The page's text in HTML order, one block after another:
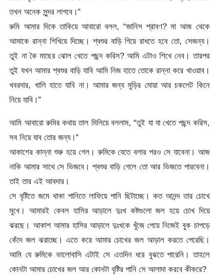
তখন অনেক সুন্দর লাগবে।”
রুমি আমার দিকে তাকিয়ে আবারো বলল, “জানিস শ্রাবণ? মা আজ থেকে
আমাকে রান্না শিখিয়ে দিচ্ছে। শ্বশুর বাড়ি গিয়ে রাধতে হবে তো, সেজন্য।
তুই না কৈ মাছের ঝোল খেতে পছন্দ করিস? আমি এটাও শিখে নেব। তারপর
তুই যখন আমার শ্বশুর বাড়ি যাবি আমি নিজ হাতে তোকে রান্না করে খাওয়াব।
খবরদার, খালি হাতে যাবি না। আমার জন্য মুড়ির মোয়া আর চকলেট কিনে
নিয়ে যাবি।”
আমি আবারো রুমির কথায় তাল মিলিয়ে বললাম, “তুই যা যা খেতে পছন্দ করিস,
সব নিয়ে যাব তোর জন্য।”
আকাশের কান্না শুরু হয়ে গেল। রুমিকে যেতে বলার পরও সে যাবেনা। আজ
নাকি আমার সাথে সে ভিজবে। শ্বশুর বাড়ি গেলে তো আর ভিজতে পারবেনা।
তাই তার এই আবদার।
সে বৃষ্টিতে জমে থাকা পানিতে লাফিয়ে পানি ছিটাচ্ছে। কত আনন্দ তার চোখে
মুখে। আমারই কেবল হাসির আড়ালে দুঃখ কষ্টগুলো জল হয়ে চোখ দিয়ে
ঝরছে। আকাশ আমার হাসির আড়ালে দুঃখকে খুঁজে পেয়ে নিজেই বুক চাপড়ে
কেঁদে জল ঝরাচ্ছে। এতে করে আমার চোখের জল আড়াল করতে পেরেছি।
আমি যে রুমিকে ভালোবাসি এটাই সে এতদিন ধরে বুঝতে পারেনি। তাহলে
কোনটা আমার চোখের জল আর কোনটা বৃষ্টির পানি সে আলাদা করবে কীকরে?